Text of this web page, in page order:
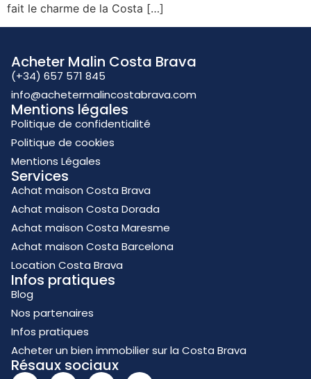
fait le charme de la Costa […]
Acheter Malin Costa Brava
(+34) 657 571 845
info@achetermalincostabrava.com
Mentions légales
Politique de confidentialité
Politique de cookies
Mentions Légales
Services
Achat maison Costa Brava
Achat maison Costa Dorada
Achat maison Costa Maresme
Achat maison Costa Barcelona
Location Costa Brava
Infos pratiques
Blog
Nos partenaires
Infos pratiques
Acheter un bien immobilier sur la Costa Brava
Résaux sociaux